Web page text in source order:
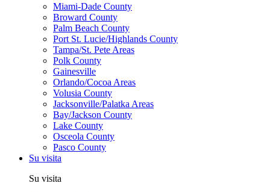
Miami-Dade County
Broward County
Palm Beach County
Port St. Lucie/Highlands County
Tampa/St. Pete Areas
Polk County
Gainesville
Orlando/Cocoa Areas
Volusia County
Jacksonville/Palatka Areas
Bay/Jackson County
Lake County
Osceola County
Pasco County
Su visita
Su visita